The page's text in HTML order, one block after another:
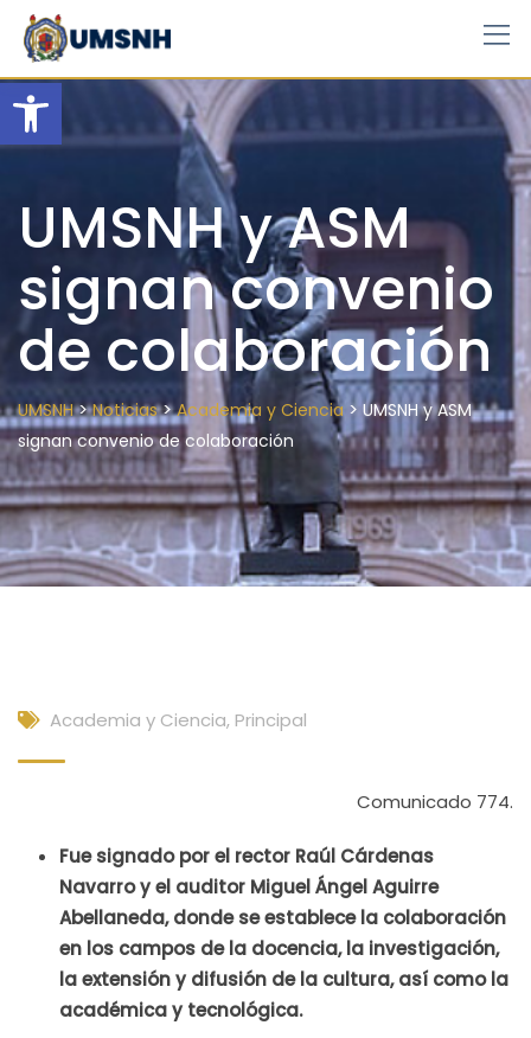
Open toolbar
Skip
content
UMSNH y ASM
signan convenio
de colaboración
UMSNH>Noticias>Academia y Ciencia > UMSNH y ASM
signan convenio de colaboración
Academia y Ciencia, Principal
Comunicado 774.
Fue signado por el rector Raúl Cárdenas
Navarro y el auditor Miguel Ángel Aguirre
Abellaneda, donde se establece la colaboración
en los campos de la docencia, la investigación,
la extensión y difusión de la cultura, así como la
académica y tecnológica.